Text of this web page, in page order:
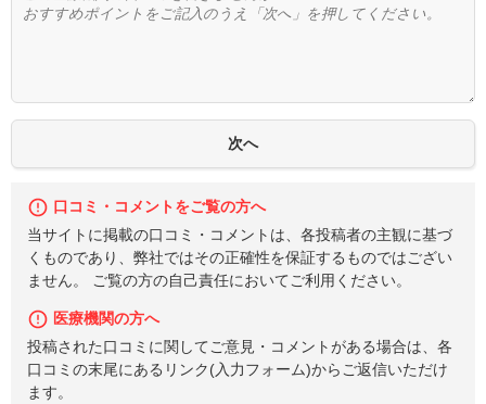
口コミ・コメントをご覧の方へ
当サイトに掲載の口コミ・コメントは、各投稿者の主観に基づ
くものであり、弊社ではその正確性を保証するものではござい
ません。 ご覧の方の自己責任においてご利用ください。
医療機関の方へ
投稿された口コミに関してご意見・コメントがある場合は、各
口コミの末尾にあるリンク(入力フォーム)からご返信いただけ
ます。